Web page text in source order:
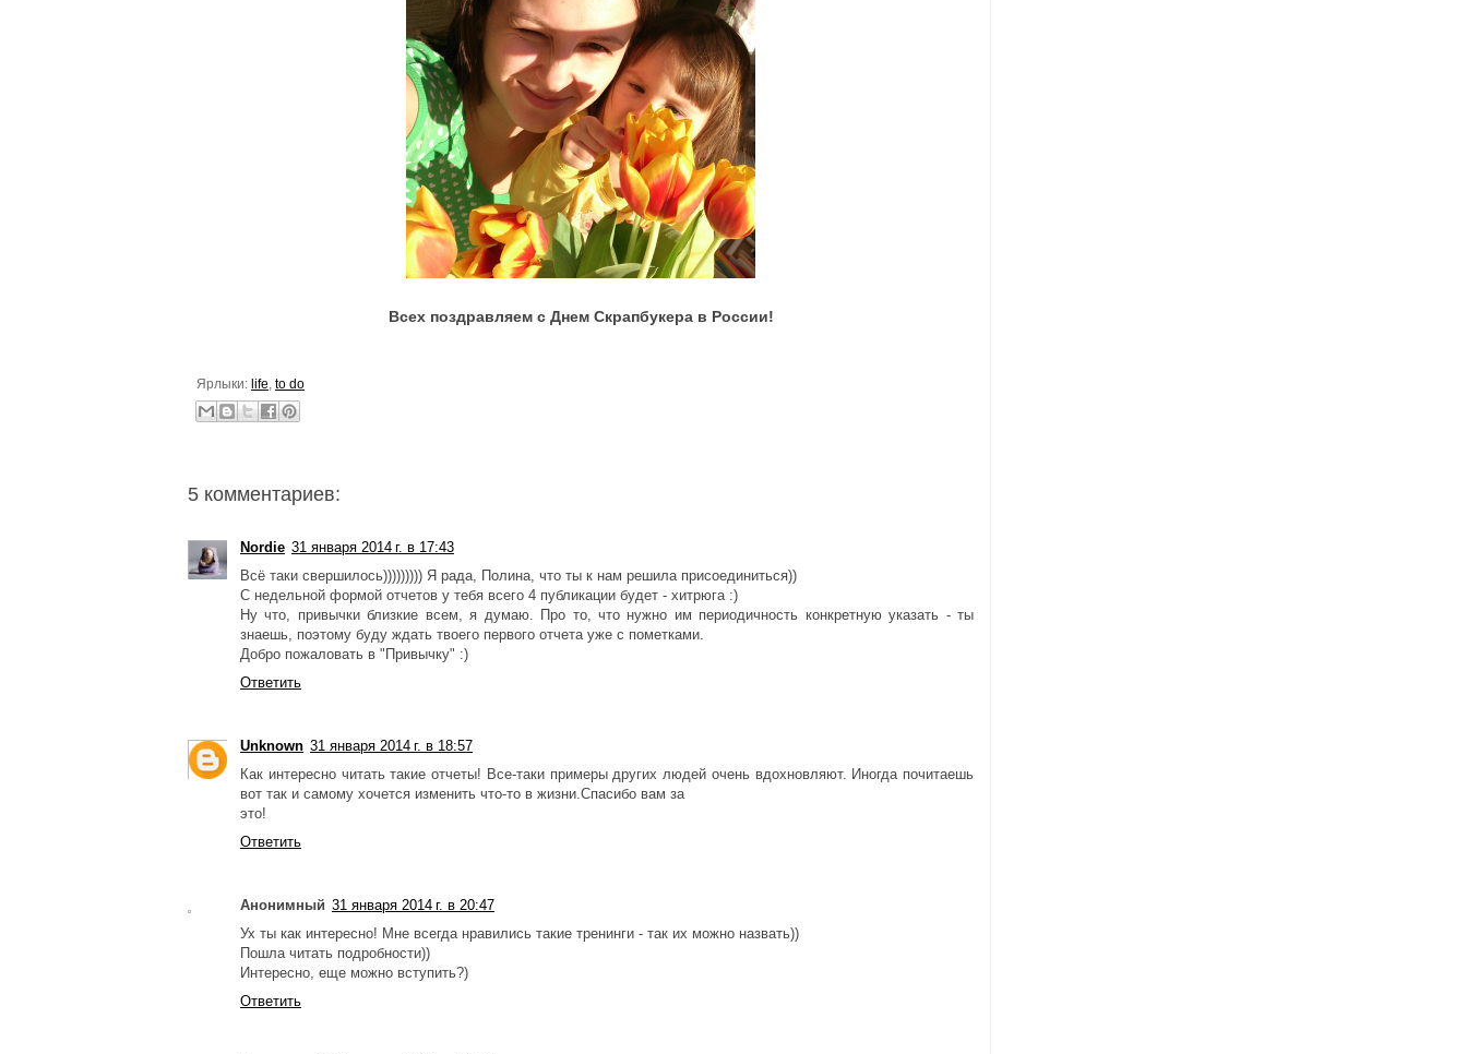
Всех поздравляем с Днем Скрапбукера в России!
Ярлыки: life to do
5 комментариев:
Nordie 31 января 2014 г. в 17:43
Всё таки свершилось))))))))) Я рада, Полина, что ты к нам решила присоединиться))
С недельной формой отчетов у тебя всего 4 публикации будет - хитрюга :)
Ну что, привычки близкие всем, я думаю. Про то, что нужно им периодичность конкретную указать - ты
знаешь, поэтому буду ждать твоего первого отчета уже с пометками.
Добро пожаловать в "Привычку" :)
Ответить
Unknown 31 января 2014 г. в 18:57
Как интересно читать такие отчеты! Все-таки примеры других людей очень вдохновляют. Иногда почитаешь
вот так и самому хочется изменить что-то в жизни.Спасибо вам за
это!
Ответить
Анонимный 31 января 2014 г. в 20:47
Ух ты как интересно! Мне всегда нравились такие тренинги - так их можно назвать))
Пошла читать подробности))
Интересно, еще можно вступить?)
Ответить